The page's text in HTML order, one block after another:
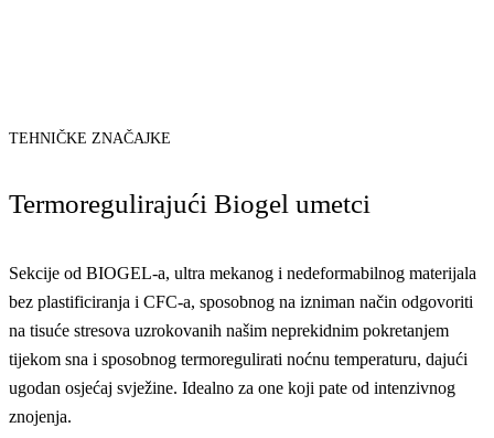
TEHNIČKE ZNAČAJKE
Termoregulirajući Biogel umetci
Sekcije od BIOGEL-a, ultra mekanog i nedeformabilnog materijala
bez plastificiranja i CFC-a, sposobnog na izniman način odgovoriti
na tisuće stresova uzrokovanih našim neprekidnim pokretanjem
tijekom sna i sposobnog termoregulirati noćnu temperaturu, dajući
ugodan osjećaj svježine. Idealno za one koji pate od intenzivnog
znojenja.